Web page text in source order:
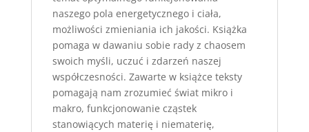
naszego pola energetycznego i ciała,
możliwości zmieniania ich jakości. Książka
pomaga w dawaniu sobie rady z chaosem
swoich myśli, uczuć i zdarzeń naszej
współczesności. Zawarte w książce teksty
pomagają nam zrozumieć świat mikro i
makro, funkcjonowanie cząstek
stanowiących materię i niematerię,